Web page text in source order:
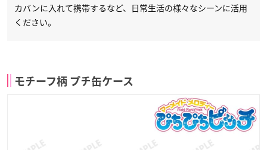
カバンに入れて携帯するなど、日常生活の様々なシーンに活用
ください。
モチーフ柄 プチ缶ケース